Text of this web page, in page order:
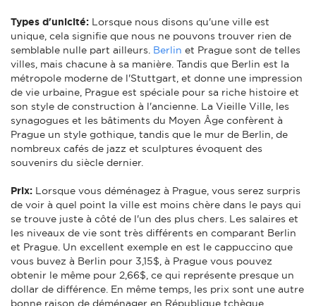
Types d'unicité: Lorsque nous disons qu'une ville est
unique, cela signifie que nous ne pouvons trouver rien de
semblable nulle part ailleurs. Berlin et Prague sont de telles
villes, mais chacune à sa manière. Tandis que Berlin est la
métropole moderne de l'Stuttgart, et donne une impression
de vie urbaine, Prague est spéciale pour sa riche histoire et
son style de construction à l'ancienne. La Vieille Ville, les
synagogues et les bâtiments du Moyen Âge confèrent à
Prague un style gothique, tandis que le mur de Berlin, de
nombreux cafés de jazz et sculptures évoquent des
souvenirs du siècle dernier.
Prix: Lorsque vous déménagez à Prague, vous serez surpris
de voir à quel point la ville est moins chère dans le pays qui
se trouve juste à côté de l'un des plus chers. Les salaires et
les niveaux de vie sont très différents en comparant Berlin
et Prague. Un excellent exemple en est le cappuccino que
vous buvez à Berlin pour 3,15$, à Prague vous pouvez
obtenir le même pour 2,66$, ce qui représente presque un
dollar de différence. En même temps, les prix sont une autre
bonne raison de déménager en République tchèque.